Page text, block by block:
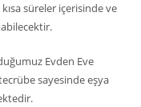
kısa süreler içerisinde ve
Evden Eve
sayesinde eşya